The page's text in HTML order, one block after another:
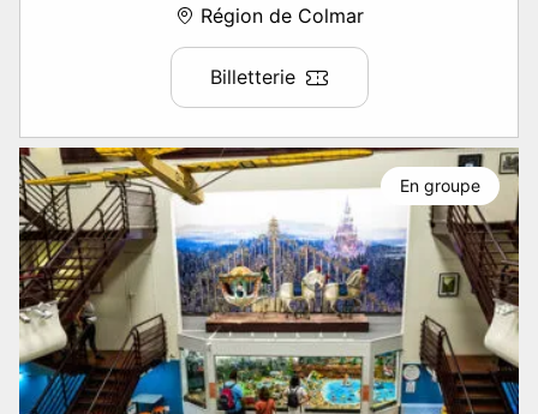
Région de Colmar
Billetterie
En groupe